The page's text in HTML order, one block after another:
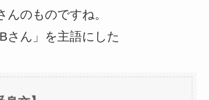
んのものですね。
さん」を主語にした